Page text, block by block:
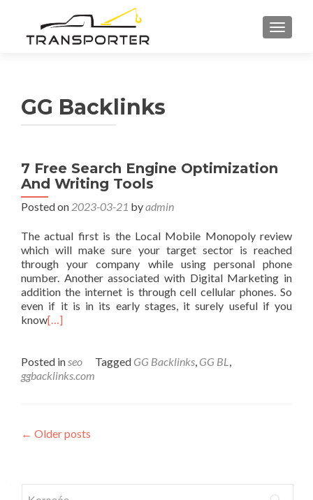
GG Backlinks
7 Free Search Engine Optimization
And Writing Tools
Posted on 2023-03-21 byadmin
The actual first is the Local Mobile Monopoly review
which will make sure your target sector is reached
through your company while using personal phone
number. Another associated with Digital Marketing in
addition the internet is through cell cellular phones. So
even if it is in its early stages, it surely useful if you
know[…]
Posted inseo Tagged GG Backlinks, GG BL,
ggbacklinks.com
Posts
← Older posts